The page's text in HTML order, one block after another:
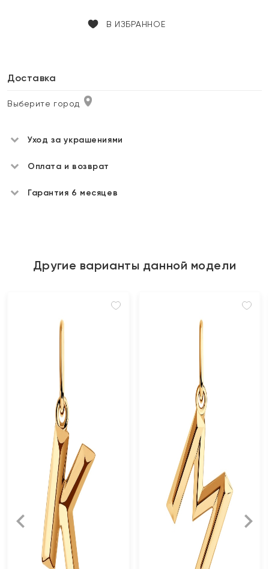
В ИЗБРАННОЕ
Доставка
Выберите город
Уход за украшениями
Оплата и возврат
Гарантия 6 месяцев
Другие варианты данной модели